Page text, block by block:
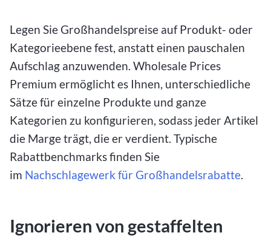
Legen Sie Großhandelspreise auf Produkt- oder
Kategorieebene fest, anstatt einen pauschalen
Aufschlag anzuwenden. Wholesale Prices
Premium ermöglicht es Ihnen, unterschiedliche
Sätze für einzelne Produkte und ganze
Kategorien zu konfigurieren, sodass jeder Artikel
die Marge trägt, die er verdient. Typische
Rabattbenchmarks finden Sie
im Nachschlagewerk für Großhandelsrabatte.
Ignorieren von gestaffelten